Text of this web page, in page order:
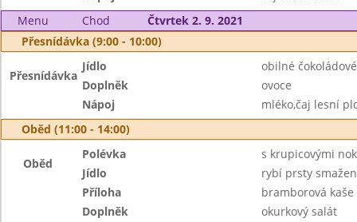
Menu
Chod
Čtvrtek 2. 9. 2021
Přesnídávka (9:00 - 10:00)
Přesnídávka
Jídlo
obilné
Doplněk
ovoce
Nápoj
mléko,čaj lesní
Oběd (11:00 - 14:00)
Oběd
Polévka
s krupicovými
Jídlo
rybí prsty
Příloha
bramborová kaše
Doplněk
okurkový salát